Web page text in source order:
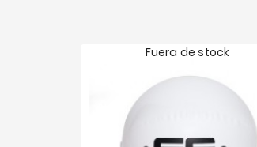
Fuera de stock